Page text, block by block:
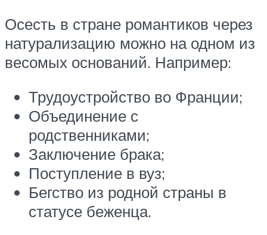
Осесть в стране романтиков через
натурализацию можно на одном из
весомых оснований. Например:
Трудоустройство во Франции;
Объединение с
родственниками;
Заключение брака;
Поступление в вуз;
Бегство из родной страны в
статусе беженца.